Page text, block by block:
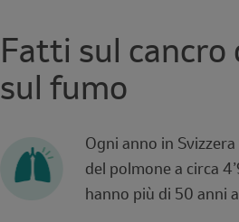
Fatti sul cancro
sul fumo
Ogni anno in
del polmone a circa
hanno più di 50 anni